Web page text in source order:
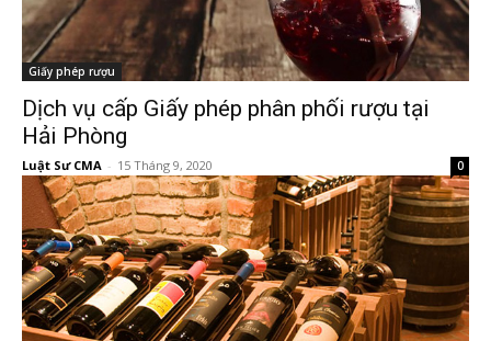
Giấy phép rượu
Dịch vụ cấp Giấy phép phân phối rượu tại
Hải Phòng
Luật Sư CMA - 15 Tháng 9, 2020 0